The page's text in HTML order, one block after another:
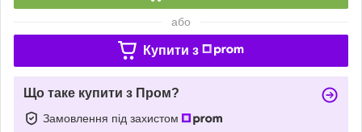
або
Купити з
Що таке купити з Пром?
Замовлення під захистом